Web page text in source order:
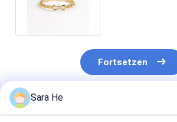
Fortsetzen
Empfohlene Produkte
Sara He